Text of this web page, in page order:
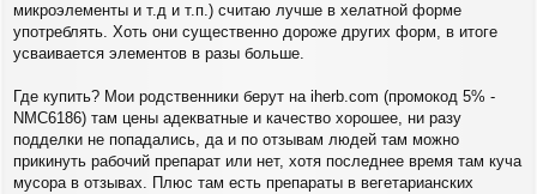
микроэлементы и т.д и т.п.) считаю лучше в хелатной форме
употреблять. Хоть они существенно дороже других форм, в итоге
усваивается элементов в разы больше.
Где купить? Мои родственники берут на iherb.com (промокод 5% -
NMC6186) там цены адекватные и качество хорошее, ни разу
подделки не попадались, да и по отзывам людей там можно
прикинуть рабочий препарат или нет, хотя последнее время там куча
мусора в отзывах. Плюс там есть препараты в вегетарианских